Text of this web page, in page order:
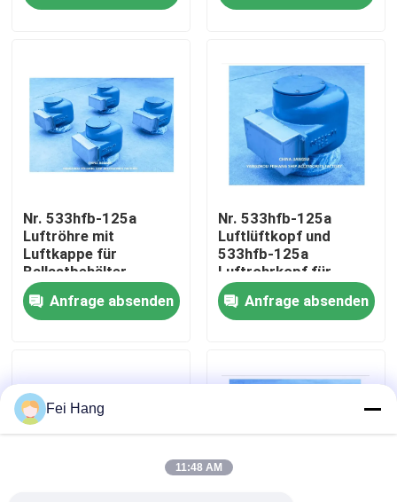
Über uns
Fabrik Tour
Qualitätskontrolle
Kontakt
Referenzen
Marine-Entlüftungskopf
Marine-Wasserfilter
Nr. 533hfb-125a
Luftröhre mit
Luftkappe für
Ballastbehälter
Anfrage absenden
Nr. 533hfb-125a
Luftlüftkopf und
533hfb-125a
Luftrohrkopf für
Ballastbehälter
Anfrage absenden
Fei Hang
11:48 AM